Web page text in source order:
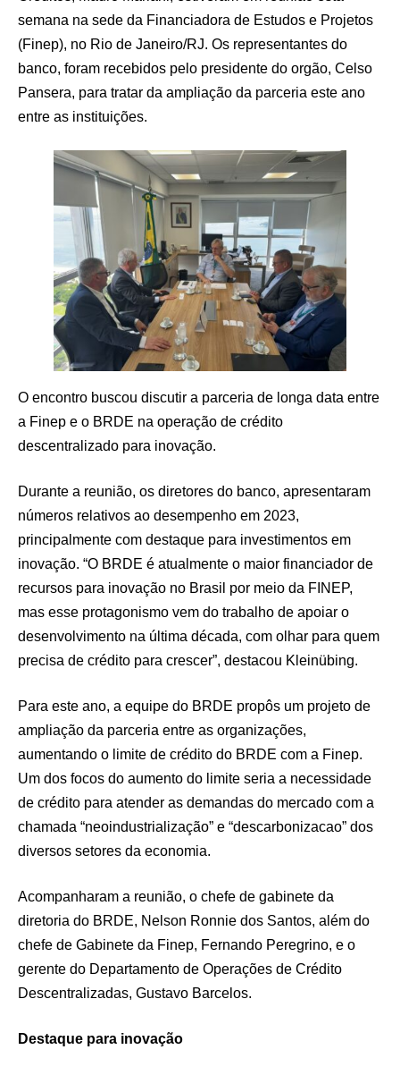
semana na sede da Financiadora de Estudos e Projetos
(Finep), no Rio de Janeiro/RJ. Os representantes do
banco, foram recebidos pelo presidente do orgão, Celso
Pansera, para tratar da ampliação da parceria este ano
entre as instituições.
O encontro buscou discutir a parceria de longa data entre
a Finep e o BRDE na operação de crédito
descentralizado para inovação.
Durante a reunião, os diretores do banco, apresentaram
números relativos ao desempenho em 2023,
principalmente com destaque para investimentos em
inovação. “O BRDE é atualmente o maior financiador de
recursos para inovação no Brasil por meio da FINEP,
mas esse protagonismo vem do trabalho de apoiar o
desenvolvimento na última década, com olhar para quem
precisa de crédito para crescer”, destacou Kleinübing.
Para este ano, a equipe do BRDE propôs um projeto de
ampliação da parceria entre as organizações,
aumentando o limite de crédito do BRDE com a Finep.
Um dos focos do aumento do limite seria a necessidade
de crédito para atender as demandas do mercado com a
chamada “neoindustrialização” e “descarbonizacao” dos
diversos setores da economia.
Acompanharam a reunião, o chefe de gabinete da
diretoria do BRDE, Nelson Ronnie dos Santos, além do
chefe de Gabinete da Finep, Fernando Peregrino, e o
gerente do Departamento de Operações de Crédito
Descentralizadas, Gustavo Barcelos.
Destaque para inovação